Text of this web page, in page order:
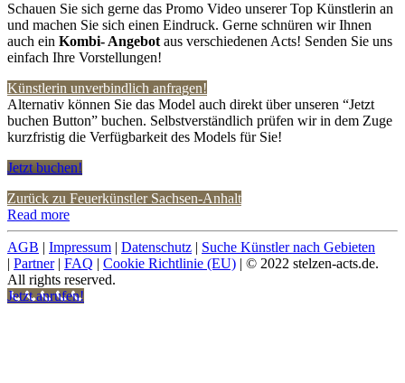
Schauen Sie sich gerne das Promo Video unserer Top Künstlerin an
und machen Sie sich einen Eindruck. Gerne schnüren wir Ihnen
auch ein Kombi- Angebotaus verschiedenen Acts! Senden Sie uns
einfach Ihre Vorstellungen!
Künstlerin unverbindlich anfragen!
Alternativ können Sie das Model auch direkt über unseren “Jetzt
buchen Button” buchen. Selbstverständlich prüfen wir in dem Zuge
kurzfristig die Verfügbarkeit des Models für Sie!
Jetzt buchen!
Zurück zu Feuerkünstler Sachsen-Anhalt
Read more
AGB | Impressum | Datenschutz | Suche Künstler nach Gebieten
| Partner| FAQ | Cookie Richtlinie (EU) | © 2022 stelzen-acts.de.
All rights reserved.
Jetzt anrufen!